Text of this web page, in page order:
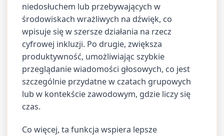
niedosłuchem lub przebywających w
środowiskach wrażliwych na dźwięk, co
wpisuje się w szersze działania na rzecz
cyfrowej inkluzji. Po drugie, zwiększa
produktywność, umożliwiając szybkie
przeglądanie wiadomości głosowych, co jest
szczególnie przydatne w czatach grupowych
lub w kontekście zawodowym, gdzie liczy się
czas.
Co więcej, ta funkcja wspiera lepsze